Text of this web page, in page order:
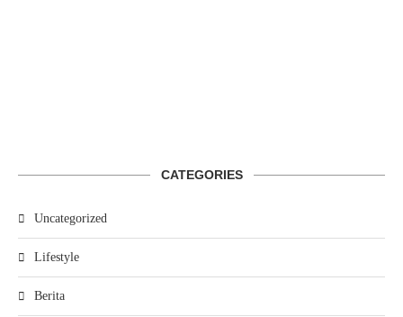
CATEGORIES
Uncategorized
Lifestyle
Berita